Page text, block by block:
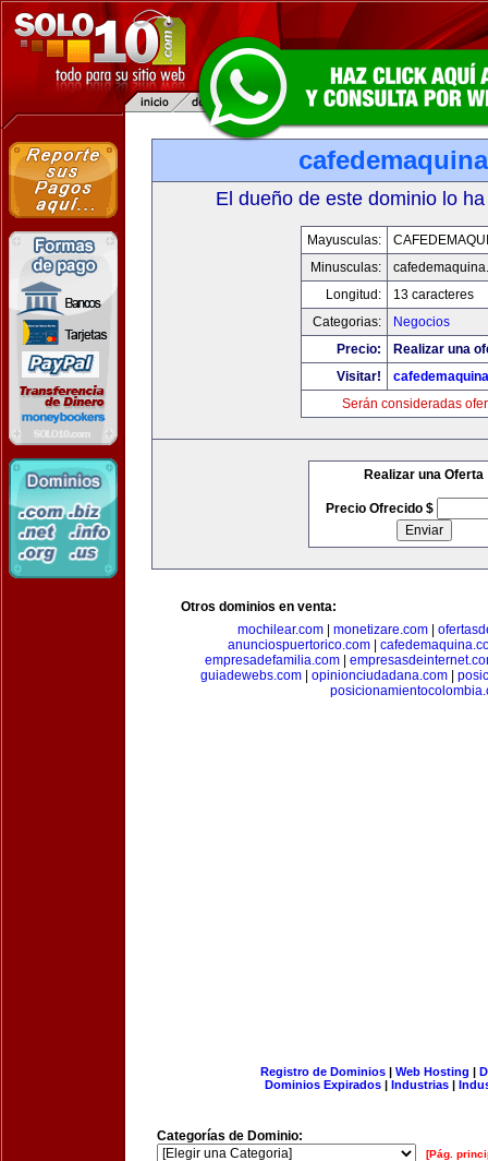
El dueño de este dominio lo
Mayusculas:
Minusculas:
Longitud:
13 caracteres
Categorias:
Negocios
Precio:
Realizar una
Visitar!
Serán consideradas
Realizar una Oferta
Precio Ofrecido $
Otros dominios en venta:
mochilear.com
monetizare.com
anunciospuertorico.com|
empresadefamilia.com
guiadewebs.com
opinionciudadana.com
Registro de Dominios| Web Hosting |
Dominios Expirados | Industrias |
Categorías de Dominio:
[Pág.